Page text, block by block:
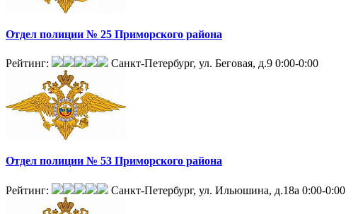
Отдел полиции № 25 Приморского района
Рейтинг: Санкт-Петербург, ул. Беговая, д.9 0:00-0:00
Отдел полиции № 53 Приморского района
Рейтинг: Санкт-Петербург, ул. Ильюшина, д.18а 0:00-0:00